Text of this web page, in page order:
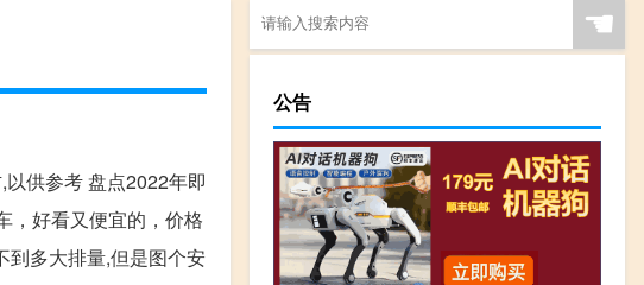
供参考 盘点2022年即
，好看又便宜的，价格
到多大排量,但是图个安
☚
公告